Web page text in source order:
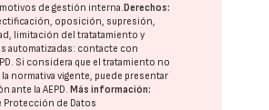
de gestión interna.Derechos:
oposición, supresión,
limitación del tratatamiento y
automatizadas: contacte con
. Si considera que el tratamiento no
la normativa vigente, puede presentar
ante laAEPD .Más información:
Protección de Datos